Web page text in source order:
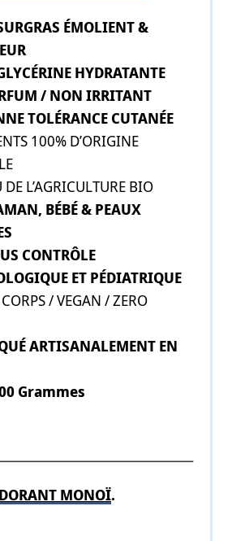
ÉMOLIENT &
HYDRATANTE
/ NON IRRITANT
TOLÉRANCE CUTANÉE
100% D’ORIGINE
L’AGRICULTURE BIO
BÉBÉ & PEAUX
CONTRÔLE
ET PÉDIATRIQUE
/ VEGAN / ZERO
ARTISANALEMENT EN
Grammes
MONOÏ.